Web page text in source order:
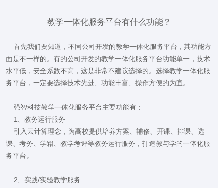
教学一体化服务平台有什么功能？
首先我们要知道，不同公司开发的教学一体化服务平台，其功能方
面是不一样的。有的公司开发的教学一体化服务平台功能单一，技术
水平低，安全系数不高，这是非常不建议选择的。选择教学一体化服
务平台，一定要选择技术先进、功能丰富、操作方便的为宜。
强智科技教学一体化服务平台主要功能有：
1、教务运行服务
引入云计算理念，为高校提供培养方案、辅修、开课、排课、选
课、考务、学籍、教学考评等教务运行服务，打造教与学的一体化服
务平台。
2、实践/实验教学服务